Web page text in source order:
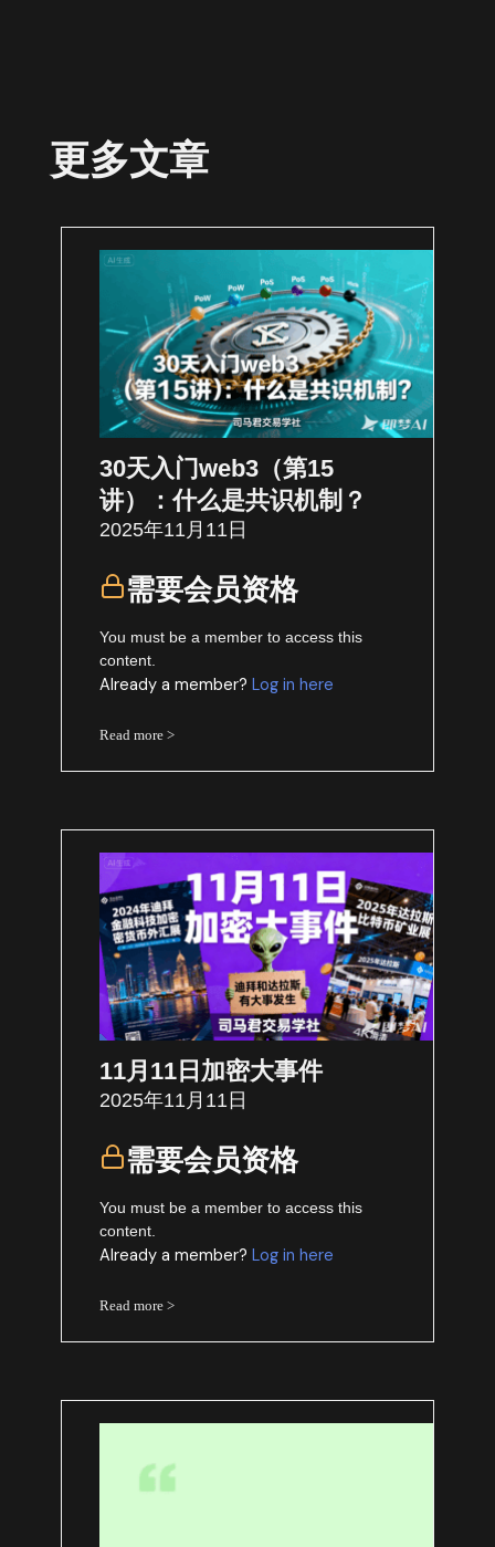
更多文章
30天入门web3（第15
讲）：什么是共识机制？
2025年11月11日
需要会员资格
You must be a member to access this
content.
Already a member?Log in here
Read more >
11月11日加密大事件
2025年11月11日
需要会员资格
You must be a member to access this
content.
Already a member?Log in here
Read more >